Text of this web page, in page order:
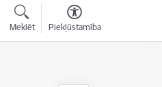
Meklēt Piekļūstamība